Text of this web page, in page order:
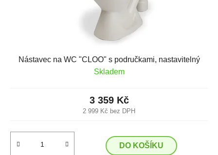
Nástavec na WC "CLOO" s područkami, nastavitelný
Skladem
2 999 Kč bez DPH
3 359 Kč
DO KOŠÍKU